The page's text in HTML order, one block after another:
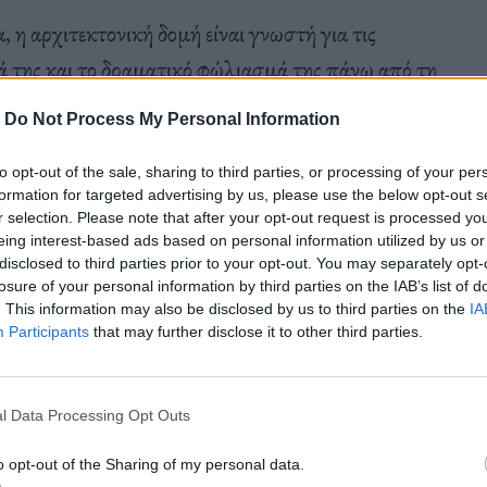
Do Not Process My Personal Information
opt-out of the sale, sharing to third parties, or processing of your
for targeted advertising by us, please use the below opt-out
selection. Please note that after your opt-out request is processed
interest-based ads based on personal information utilized by us
to third parties prior to your opt-out. You may separately
of your personal information by third parties on the IAB’s list of
This information may also be disclosed by us to third parties on the
Participants that may further disclose it to other third parties.
Data Processing Opt Outs
opt-out of the Sharing of my personal data.
αρχιτεκτονική δομή είναι γνωστή για τις
της και το δραματικό φώλιασμά της πάνω από τη
το πρότζεκτ ως
«μέγιστη έκφραση του
ακτή»
από τον βερολινέζικο οίκο Gestalten.